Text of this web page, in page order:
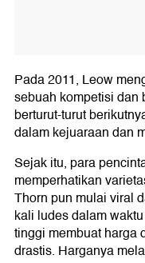
Pada 2011, Leow
sebuah kompetisi dan
berturut-turut
dalam kejuaraan dan
Sejak itu, para
memperhatikan
Thorn pun mulai viral
kali ludes dalam
tinggi membuat harga
drastis. Harganya